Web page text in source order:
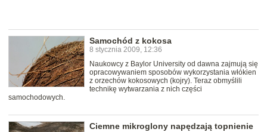
Samochód z kokosa
8 stycznia 2009, 12:36
Naukowcy z Baylor University od dawna zajmują się
opracowywaniem sposobów wykorzystania włókien
z orzechów kokosowych (kojry). Teraz obmyślili
technikę wytwarzania z nich części
samochodowych.
Ciemne mikroglony napędzają topnienie